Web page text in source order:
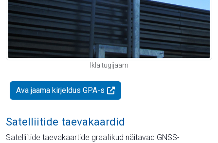
Ikla tugijaam
Ava jaama kirjeldus GPA-s
Satelliitide taevakaardid
Satelliitide taevakaartide graafikud näitavad GNSS-